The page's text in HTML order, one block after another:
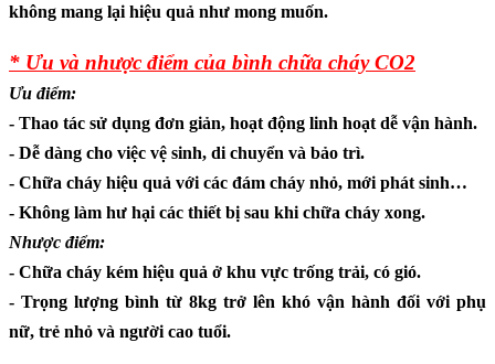
không mang lại hiệu quả như mong muốn.
* Ưu và nhược điểm của bình chữa cháy CO2
Ưu điểm:
- Thao tác sử dụng đơn giản, hoạt động linh hoạt dễ vận hành.
- Dễ dàng cho việc vệ sinh, di chuyển và bảo trì.
- Chữa cháy hiệu quả với các đám cháy nhỏ, mới phát sinh…
- Không làm hư hại các thiết bị sau khi chữa cháy xong.
Nhược điểm:
- Chữa cháy kém hiệu quả ở khu vực trống trải, có gió.
- Trọng lượng bình từ 8kg trở lên khó vận hành đối với phụ
nữ, trẻ nhỏ và người cao tuổi.